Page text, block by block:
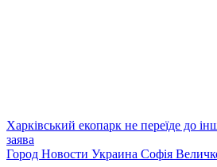
Харківський екопарк не переїде до
заява
Город Новости Украина Софія